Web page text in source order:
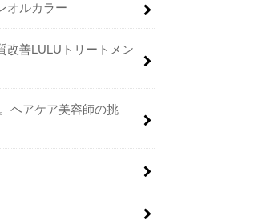
オルカラー
改善LULUトリートメン
ヘアケア美容師の挑